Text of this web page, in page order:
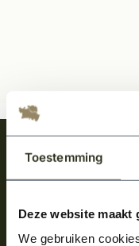
Toestemming
Deze website maakt
We gebruiken
Meld je aan en
over onze
Aanmelden voor de